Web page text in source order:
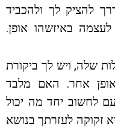
להציק לך ולהכביד
באיזשהו אופן.
שלה, ויש לך ביקורת
אחר. האם מלבד
לחשוב יחד מה יכול
זקוקה לעזרתך בנושא